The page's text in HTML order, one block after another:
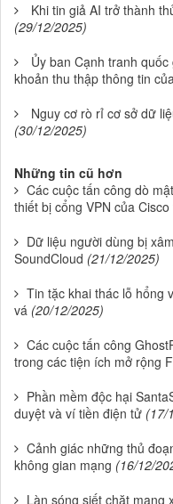
Khi tin giả AI trở thành
(29/12/2025)
Ủy ban Cạnh tranh
khoản thu thập thông tin
Nguy cơ rò rỉ cơ sở dữ
(30/12/2025)
Những tin cũ hơn
Các cuộc tấn công dò
thiết bị cổng VPN của
Dữ liệu người dùng bị
SoundCloud (21/12/2025)
Tin tặc khai thác lỗ hổng
vá (20/12/2025)
Các cuộc tấn công
trong các tiện ích mở rộng
Phần mềm độc hại
duyệt và ví tiền điện tử (17/
Cảnh giác những thủ
không gian mạng (16/12/
Làn sóng siết chặt mạng